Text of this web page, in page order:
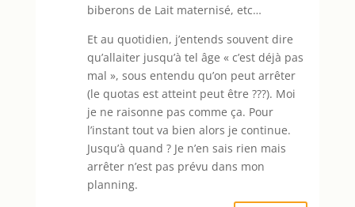
biberons de Lait maternisé, etc…
Et au quotidien, j’entends souvent dire
qu’allaiter jusqu’à tel âge « c’est déjà pas
mal », sous entendu qu’on peut arrêter
(le quotas est atteint peut être ???). Moi
je ne raisonne pas comme ça. Pour
l’instant tout va bien alors je continue.
Jusqu’à quand ? Je n’en sais rien mais
arrêter n’est pas prévu dans mon
planning.